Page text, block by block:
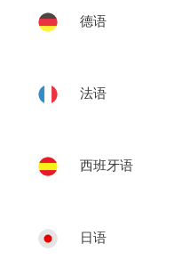
德语
法语
西班牙语
日语